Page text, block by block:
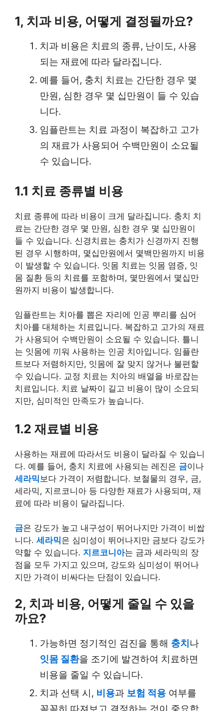
1, 치과 비용, 어떻게 결정될까요?
치과 비용은 치료의 종류, 난이도, 사용
되는 재료에 따라 달라집니다.
예를 들어, 충치 치료는 간단한 경우 몇
만원, 심한 경우 몇 십만원이 들 수 있습
니다.
임플란트는 치료 과정이 복잡하고 고가
의 재료가 사용되어 수백만원이 소요될
수 있습니다.
1.1 치료 종류별 비용
치료 종류에 따라 비용이 크게 달라집니다. 충치 치
료는 간단한 경우 몇 만원, 심한 경우 몇 십만원이
들 수 있습니다. 신경치료는 충치가 신경까지 진행
된 경우 시행하며, 몇십만원에서 몇백만원까지 비용
이 발생할 수 있습니다. 잇몸 치료는 잇몸 염증, 잇
몸 질환 등의 치료를 포함하며, 몇만원에서 몇십만
원까지 비용이 발생합니다.
임플란트는 치아를 뽑은 자리에 인공 뿌리를 심어
치아를 대체하는 치료입니다. 복잡하고 고가의 재료
가 사용되어 수백만원이 소요될 수 있습니다. 틀니
는 잇몸에 끼워 사용하는 인공 치아입니다. 임플란
트보다 저렴하지만, 잇몸에 잘 맞지 않거나 불편할
수 있습니다. 교정 치료는 치아의 배열을 바로잡는
치료입니다. 치료 날짜이 길고 비용이 많이 소요되
지만, 심미적인 만족도가 높습니다.
1.2 재료별 비용
사용하는 재료에 따라서도 비용이 달라질 수 있습니
다. 예를 들어, 충치 치료에 사용되는 레진은 금이나
세라믹 보다 가격이 저렴합니다. 보철물의 경우, 금,
세라믹, 지르코니아 등 다양한 재료가 사용되며, 재
료에 따라 비용이 달라집니다.
금은 강도가 높고 내구성이 뛰어나지만 가격이 비쌉
니다. 세라믹은 심미성이 뛰어나지만 금보다 강도가
약할 수 있습니다. 지르코니아는 금과 세라믹의 장
점을 모두 가지고 있으며, 강도와 심미성이 뛰어나
지만 가격이 비싸다는 단점이 있습니다.
2, 치과 비용, 어떻게 줄일 수 있을
까요?
가능하면 정기적인 검진을 통해 충치나
잇몸 질환을 조기에 발견하여 치료하면
비용을 줄일 수 있습니다.
치과 선택 시, 비용과 보험 적용 여부를
꼼꼼히 따져보고 결정하는 것이 중요합